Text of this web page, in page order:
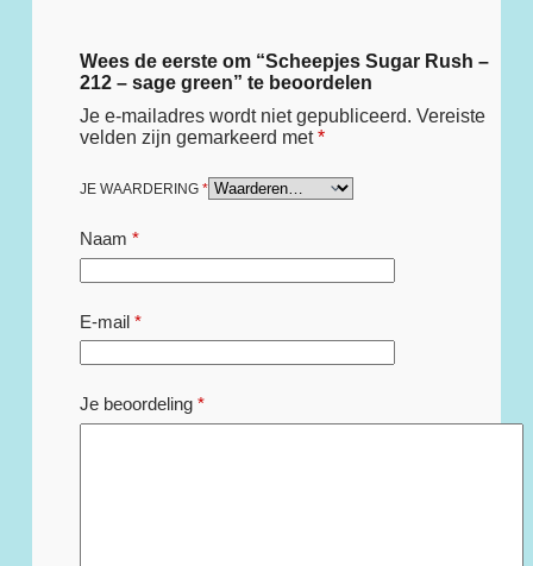
Wees de eerste om “Scheepjes Sugar Rush –
212 – sage green” te beoordelen
Je e-mailadres wordt niet gepubliceerd. Vereiste
velden zijn gemarkeerd met*
JE WAARDERING *
Naam *
E-mail*
Je beoordeling *